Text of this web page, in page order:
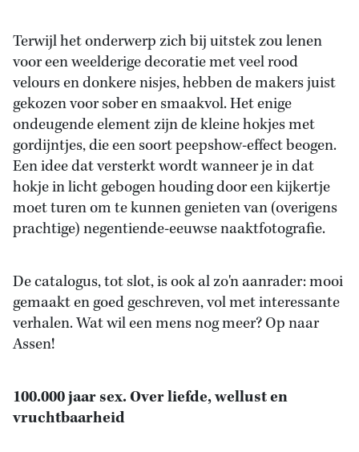
Terwijl het onderwerp zich bij uitstek zou lenen
voor een weelderige decoratie met veel rood
velours en donkere nisjes, hebben de makers juist
gekozen voor sober en smaakvol. Het enige
ondeugende element zijn de kleine hokjes met
gordijntjes, die een soort peepshow-effect beogen.
Een idee dat versterkt wordt wanneer je in dat
hokje in licht gebogen houding door een kijkertje
moet turen om te kunnen genieten van (overigens
prachtige) negentiende-eeuwse naaktfotografie.
De catalogus, tot slot, is ook al zo'n aanrader: mooi
gemaakt en goed geschreven, vol met interessante
verhalen. Wat wil een mens nog meer? Op naar
Assen!
100.000 jaar sex. Over liefde, wellust en
vruchtbaarheid